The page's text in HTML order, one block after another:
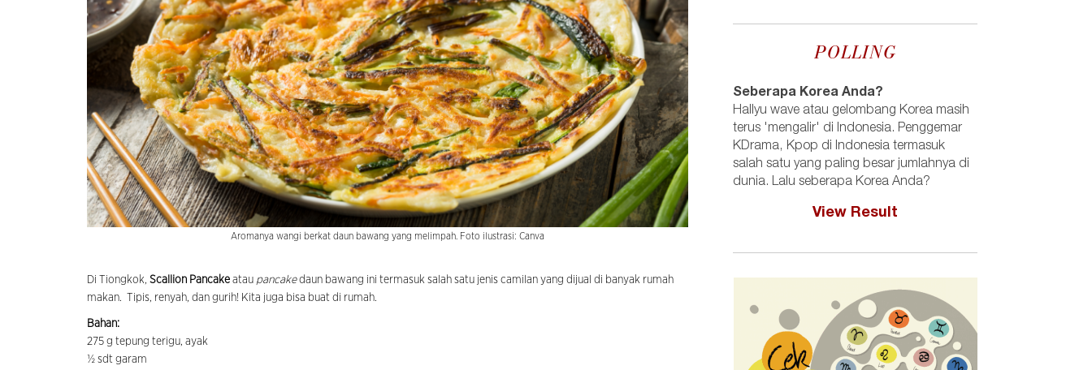
Aromanya wangi berkat daun bawang yang melimpah. Foto ilustrasi: Canva
Di Tiongkok, Scallion Pancake atau pancakedaun bawang ini termasuk salah satu jenis camilan yang dijual di banyak rumah
makan. Tipis, renyah, dan gurih! Kita juga bisa buat di rumah.
Bahan:
275 g tepung terigu, ayak
½ sdt garam
POLLING
Seberapa Korea Anda?
Hallyu wave atau gelombang Korea masih
terus 'mengalir' di Indonesia. Penggemar
KDrama, Kpop di Indonesia termasuk
salah satu yang paling besar jumlahnya di
dunia. Lalu seberapa Korea Anda?
View Result